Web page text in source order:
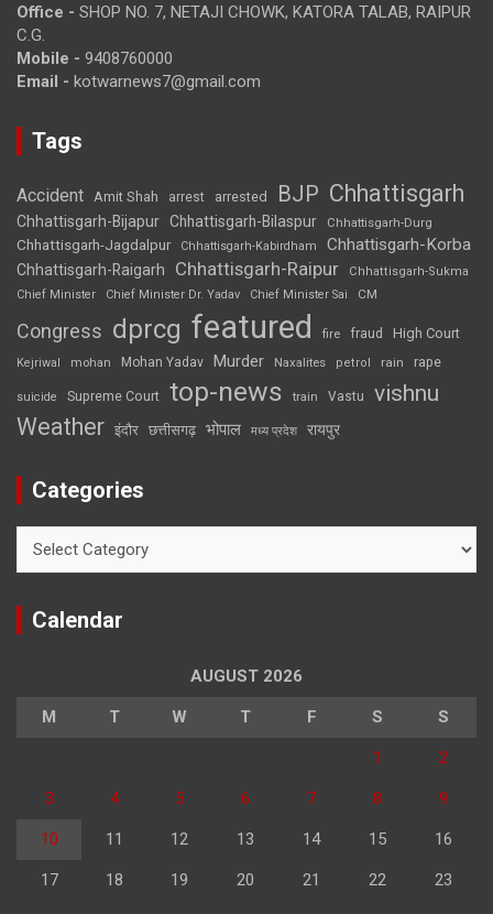
Office - SHOP NO. 7, NETAJI CHOWK, KATORA TALAB, RAIPUR
C.G.
Mobile - 9408760000
Email - kotwarnews7@gmail.com
Tags
Accident Amit Shah arrest arrested BJP Chhattisgarh
Chhattisgarh-Bijapur Chhattisgarh-Bilaspur Chhattisgarh-Durg
Chhattisgarh-Jagdalpur Chhattisgarh-Kabirdham Chhattisgarh-Korba
Chhattisgarh-Raigarh Chhattisgarh-Raipur
Chhattisgarh-Sukma
Chief Minister
Chief Minister Dr. Yadav Chief Minister Sai CM
Congress dprcg featured fire fraud High Court
Kejriwal mohan Mohan Yadav Murder Naxalites petrol rain rape
suicide Supreme Court top-news train Vastu vishnu
Weather इंदौर छत्तीसगढ़ भोपाल मध्य प्रदेश रायपुर
Categories
Calendar
AUGUST 2026
M T W T F S S
1 2
3 4 5 6 7 8 9
10 11 12 13 14 15 16
17 18 19 20 21 22 23